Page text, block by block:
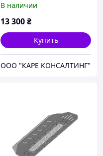
В наличии
13 300₴
Купить
ООО "КАРЕ КОНСАЛТИНГ"